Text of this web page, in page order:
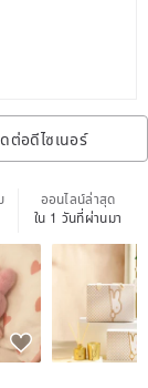
ต่อดีไซเนอร์
ออนไลน์ล่าสุด
ใน 1 วันที่ผ่านมา